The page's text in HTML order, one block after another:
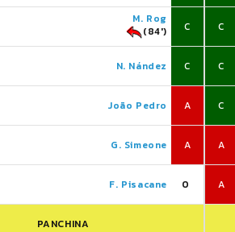
M. Rog
(84')
C
N. Nández C
João Pedro A
G. Simeone A
F. Pisacane 0
PANCHINA
C
C
C
A
A